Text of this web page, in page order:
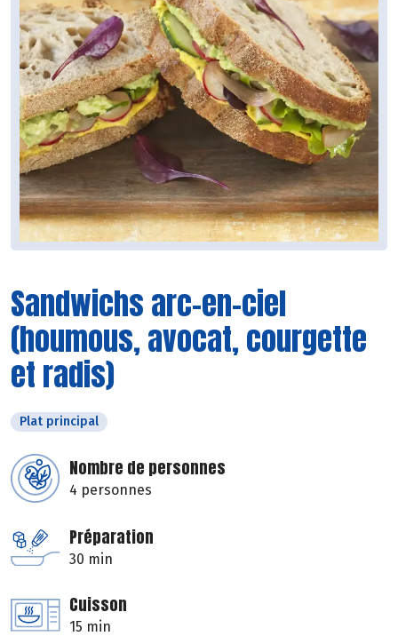
Sandwichs arc-en-ciel
(houmous, avocat, courgette
et radis)
Plat principal
Nombre de personnes
4 personnes
Préparation
30 min
Cuisson
15 min